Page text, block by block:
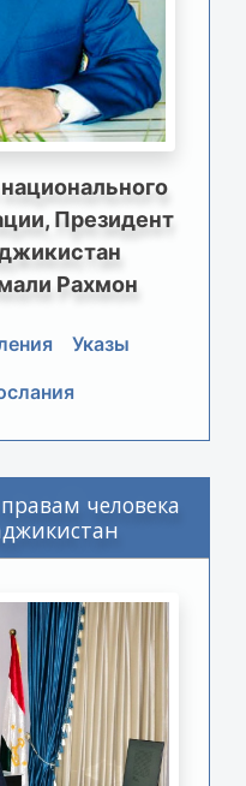
Президент
Рахмон
Указы
человека